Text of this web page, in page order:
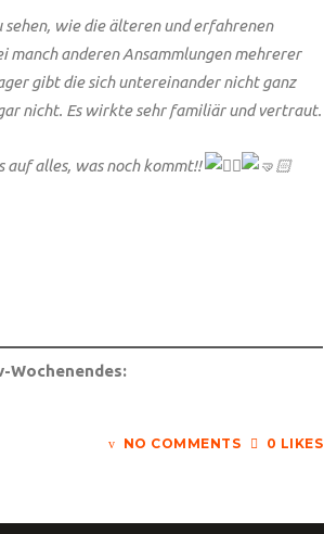
sehen, wie die älteren und erfahrenen
manch anderen Ansammlungen mehrerer
gibt die sich untereinander nicht ganz
nicht. Es wirkte sehr familiär und vertraut.
auf alles, was noch kommt!!
Wochenendes:
NO COMMENTS 0 LIKES